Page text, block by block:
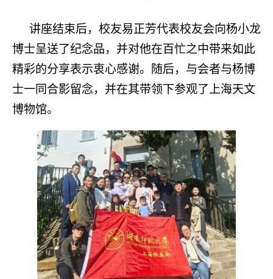
讲座结束后，校友易正芳代表校友会向杨小龙
博士呈送了纪念品，并对他在百忙之中带来如此
精彩的分享表示衷心感谢。随后，与会者与杨博
士一同合影留念，并在其带领下参观了上海天文
博物馆。